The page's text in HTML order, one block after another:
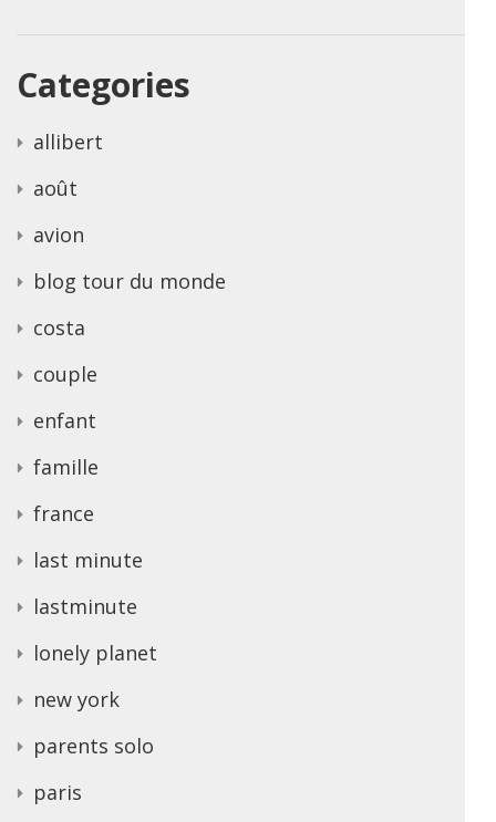
Categories
allibert
août
avion
blog tour du monde
costa
couple
enfant
famille
france
last minute
lastminute
lonely planet
new york
parents solo
paris